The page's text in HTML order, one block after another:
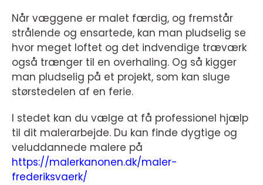
Når væggene er malet færdig, og fremstår
strålende og ensartede, kan man pludselig se
hvor meget loftet og det indvendige træværk
også trænger til en overhaling. Og så kigger
man pludselig på et projekt, som kan sluge
størstedelen af en ferie.
I stedet kan du vælge at få professionel hjælp
til dit malerarbejde. Du kan finde dygtige og
veluddannede malere på
https://malerkanonen.dk/maler-
frederiksvaerk/